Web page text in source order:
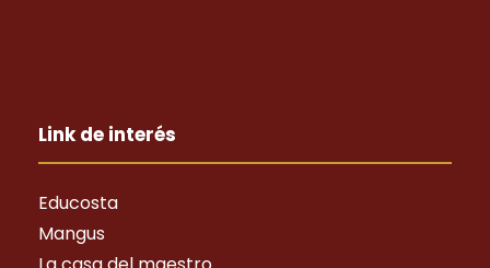
Link de interés
Educosta
Mangus